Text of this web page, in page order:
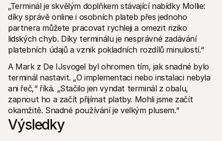
„Terminál je skvělým doplňkem stávající nabídky Mollie:
díky správě online i osobních plateb přes jednoho
partnera můžete pracovat rychleji a omezit riziko
lidských chyb. Díky terminálu je nesprávné zadávání
platebních údajů a vznik pokladních rozdílů minulostí.“
A Mark z De IJsvogel byl ohromen tím, jak snadné bylo
terminál nastavit. „O implementaci nebo instalaci nebyla
ani řeč,“ říká. „Stačilo jen vyndat terminál z obalu,
zapnout ho a začít přijímat platby. Mohli jsme začít
okamžitě. Snadné používání je velkým plusem.“
Výsledky